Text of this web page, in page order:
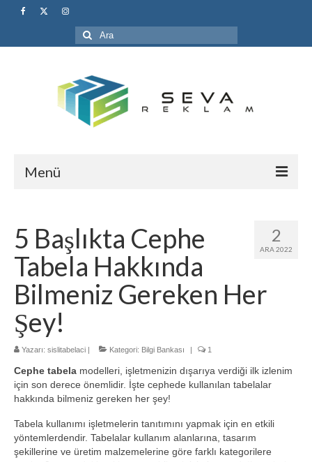
Şunu
ara:
Menü
Hakkımızda
Hizmetlerimiz
1- Pleksi Tabela
2-Ofis Kapı İsimlikleri
3- Banko Arkası Tabela
4- Paslanmaz Krom Harf Tabela
6- Totem Tabela
2
ARA 2022
5 Başlıkta Cephe
Tabela Hakkında
Bilmeniz Gereken Her
Şey!
Yazarı: sislitabelaci | Kategori: Bilgi Bankası | 1
Cephe tabela modelleri, işletmenizin dışarıya verdiği ilk izlenim
için son derece önemlidir. İşte cephede kullanılan tabelalar
hakkında bilmeniz gereken her şey!
Tabela kullanımı işletmelerin tanıtımını yapmak için en etkili
yöntemlerdendir. Tabelalar kullanım alanlarına, tasarım
şekillerine ve üretim malzemelerine göre farklı kategorilere